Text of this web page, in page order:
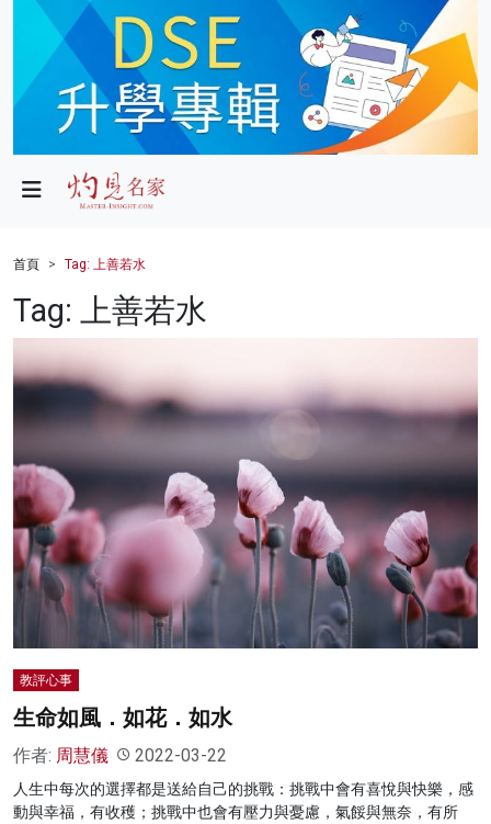
政局
財經
健康
商業
科技
影片
名家榜
灼見活動
關於我們
首頁 Tag: 上善若水
Tag: 上善若水
教評心事
生命如風．如花．如水
作者: 周慧儀 2022-03-22
人生中每次的選擇都是送給自己的挑戰：挑戰中會有喜悅與快樂，感
動與幸福，有收穫；挑戰中也會有壓力與憂慮，氣餒與無奈，有所